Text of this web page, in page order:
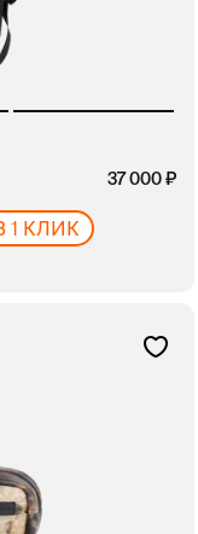
37 000
1 КЛИК